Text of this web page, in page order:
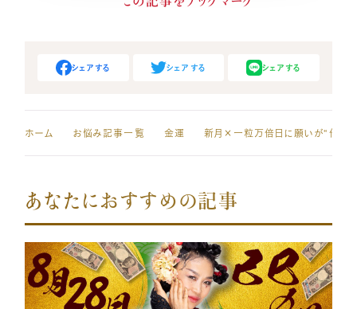
シェアする シェアする シェアする
ホーム お悩み記事一覧 金運
あなたにおすすめの記事